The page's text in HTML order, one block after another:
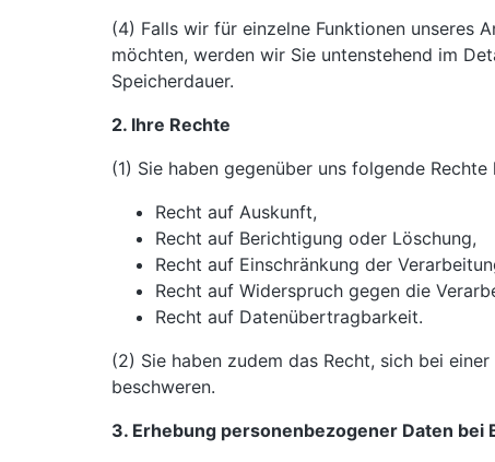
(4) Falls wir für einzelne Funktionen unseres
möchten, werden wir Sie untenstehend im
Speicherdauer.
2. Ihre Rechte
(1) Sie haben gegenüber uns folgende
Recht auf Auskunft,
Recht auf Berichtigung oder Löschung,
Recht auf Einschränkung der
Recht auf Widerspruch gegen die
Recht auf Datenübertragbarkeit.
(2) Sie haben zudem das Recht, sich bei
beschweren.
3. Erhebung personenbezogener Daten bei